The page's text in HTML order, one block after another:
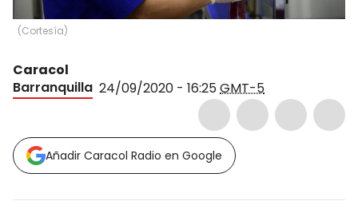
(Cortesía)
Caracol
Barranquilla 24/09/2020 - 16:25GMT-5
Añadir Caracol Radio en Google